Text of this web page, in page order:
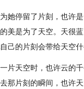
她停留了片刻，也许
美是为了天空。天很
己的片刻会带给天
片天空时，也许云的
那片刻的瞬间，也许